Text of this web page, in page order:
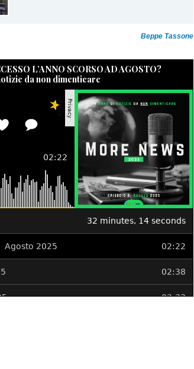
Beppe Tassone
L’ANNO SCORSO AD AGOSTO?
da non dimenticare